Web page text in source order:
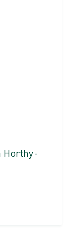
Horthy-